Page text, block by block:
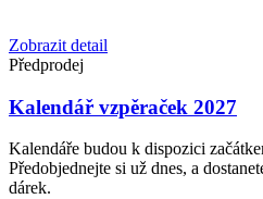
Zobrazit detail
Předprodej
Kalendář vzpěraček 2027
Kalendáře budou k dispozici
Předobjednejte si už dnes, a
dárek.